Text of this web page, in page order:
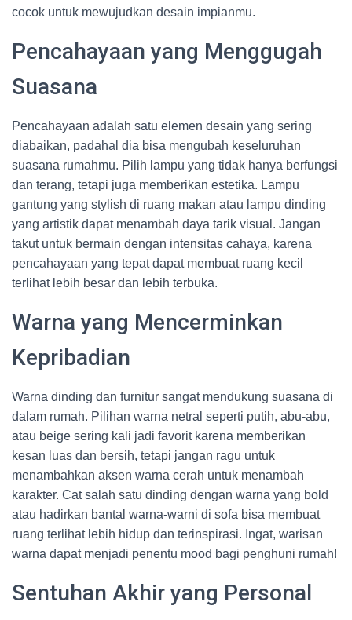
cocok untuk mewujudkan desain impianmu.
Pencahayaan yang Menggugah
Suasana
Pencahayaan adalah satu elemen desain yang sering
diabaikan, padahal dia bisa mengubah keseluruhan
suasana rumahmu. Pilih lampu yang tidak hanya berfungsi
dan terang, tetapi juga memberikan estetika. Lampu
gantung yang stylish di ruang makan atau lampu dinding
yang artistik dapat menambah daya tarik visual. Jangan
takut untuk bermain dengan intensitas cahaya, karena
pencahayaan yang tepat dapat membuat ruang kecil
terlihat lebih besar dan lebih terbuka.
Warna yang Mencerminkan
Kepribadian
Warna dinding dan furnitur sangat mendukung suasana di
dalam rumah. Pilihan warna netral seperti putih, abu-abu,
atau beige sering kali jadi favorit karena memberikan
kesan luas dan bersih, tetapi jangan ragu untuk
menambahkan aksen warna cerah untuk menambah
karakter. Cat salah satu dinding dengan warna yang bold
atau hadirkan bantal warna-warni di sofa bisa membuat
ruang terlihat lebih hidup dan terinspirasi. Ingat, warisan
warna dapat menjadi penentu mood bagi penghuni rumah!
Sentuhan Akhir yang Personal